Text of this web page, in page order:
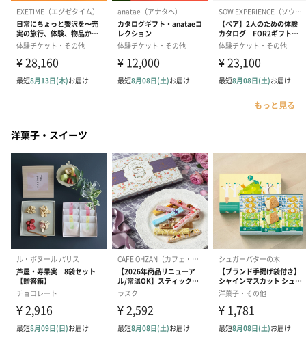
もっと見る
洋菓子・スイーツ